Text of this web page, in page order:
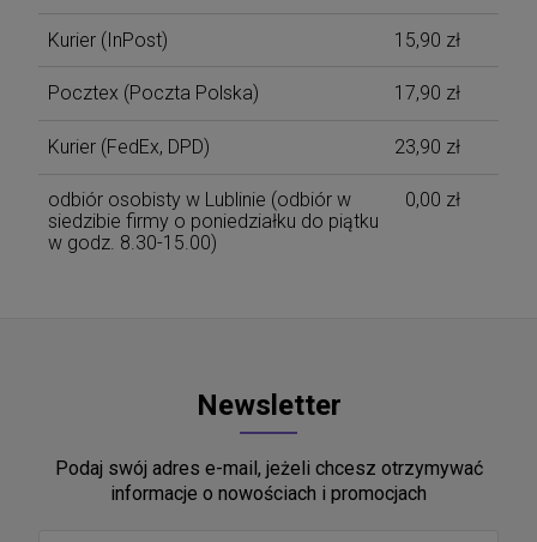
Kurier (InPost) 15,90 zł
Pocztex (Poczta Polska) 17,90 zł
Kurier (FedEx, DPD) 23,90 zł
odbiór osobisty w Lublinie (odbiór w
siedzibie firmy o poniedziałku do piątku
w godz. 8.30-15.00)
0,00 zł
Newsletter
Podaj swój adres e-mail, jeżeli chcesz otrzymywać
informacje o nowościach i promocjach